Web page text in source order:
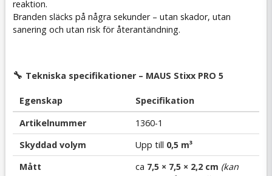
reaktion.
Branden släcks på några sekunder – utan skador, utan
sanering och utan risk för återantändning.
🔧 Tekniska specifikationer – MAUS Stixx PRO 5
Egenskap
Specifikation
Artikelnummer
1360-1
Skyddad volym
Upp till 0,5 m³
Mått
ca 7,5 × 7,5 × 2,2 cm (kan